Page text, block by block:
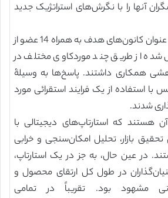
آنها را با نگرش‌های استراتژیک جدید
روش‌ها: شش گروه به عنوان کانون‌های هدف به همراه 14 عضو از
از طریق چند موردکاوی مختلف در
همکاری داشتند. پاسخ‌ها به وسیلۀ
استفاده از یک فرایند استقرائی مورد
شدند.
هستند که استارتاپ‌های دیجیتالی با
بازار، تحلیل امکان‌سنجی و خرابی
در عین حال، به جز در یک استارتاپ،
در طول کل ارتقای محصول و
مشهود بود. تقریباً در تمامی